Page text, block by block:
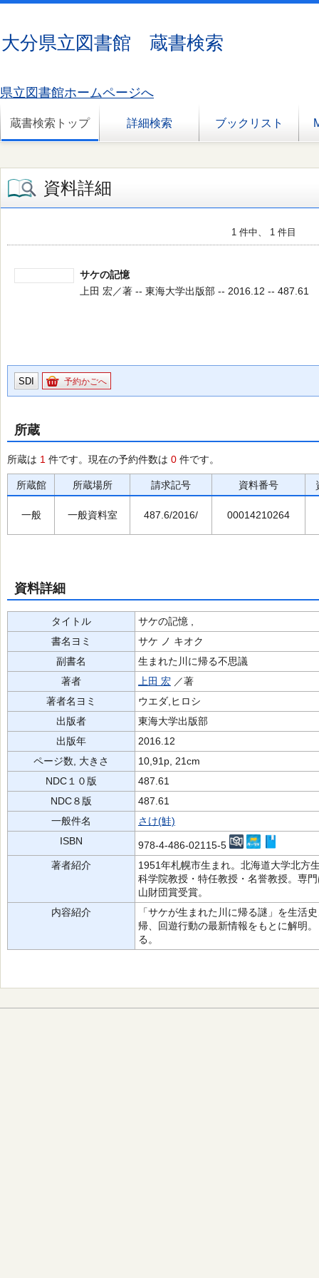
大分県立図書館 蔵書検索
県立図書館ホームページへ
蔵書検索トップ 詳細検索 ブックリスト
資料詳細
1 件中、 1 件目
サケの記憶
上田 宏／著 -- 東海大学出版部 -- 2016.12 -- 487.61
SDI 予約かごへ
所蔵
所蔵は 1 件です。現在の予約件数は 0 件です。
所蔵館 所蔵場所 請求記号 資料番号
一般 一般資料室 487.6/2016/ 00014210264
資料詳細
タイトル
サケの記憶 ,
書名ヨミ
サケ ノ キオク
副書名
生まれた川に帰る不思議
著者
上田 宏 ／著
著者名ヨミ
ウエダ,ヒロシ
出版者
東海大学出版部
出版年
2016.12
ページ数, 大きさ
10,91p, 21cm
NDC１０版
487.61
NDC８版
487.61
一般件名
さけ(鮭)
ISBN
978-4-486-02115-5
著者紹介
1951年札幌市生まれ。北海道大学北方
科学院教授・特任教授・名誉教授。専
山財団賞受賞。
内容紹介
「サケが生まれた川に帰る謎」を生活
帰、回遊行動の最新情報をもとに解明
る。